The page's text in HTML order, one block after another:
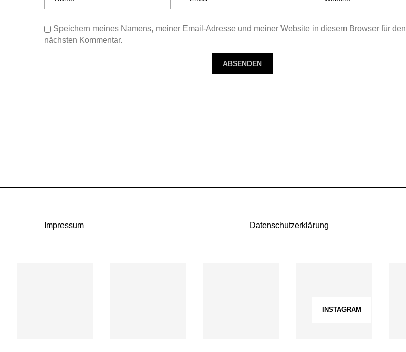
Speichern meines Namens, meiner Email-Adresse und meiner Website in diesem Browser für den
nächsten Kommentar.
Impressum Datenschutzerklärung
INSTAGRAM